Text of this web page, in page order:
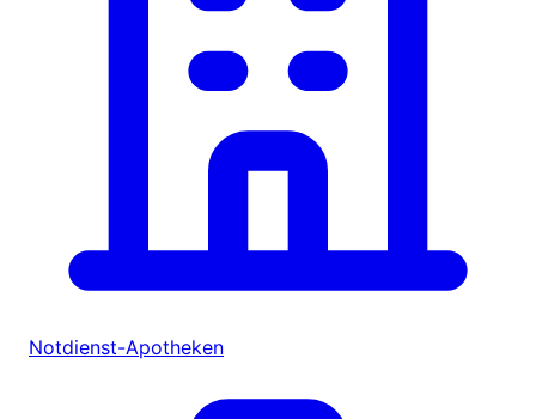
Notdienst-Apotheken